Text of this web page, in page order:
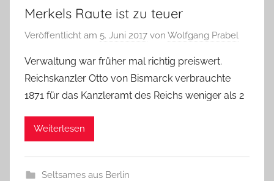
Merkels Raute ist zu teuer
Veröffentlicht am 5. Juni 2017 von Wolfgang Prabel
Verwaltung war früher mal richtig preiswert.
Reichskanzler Otto von Bismarck verbrauchte
1871 für das Kanzleramt des Reichs weniger als 2
Weiterlesen
Seltsames aus Berlin